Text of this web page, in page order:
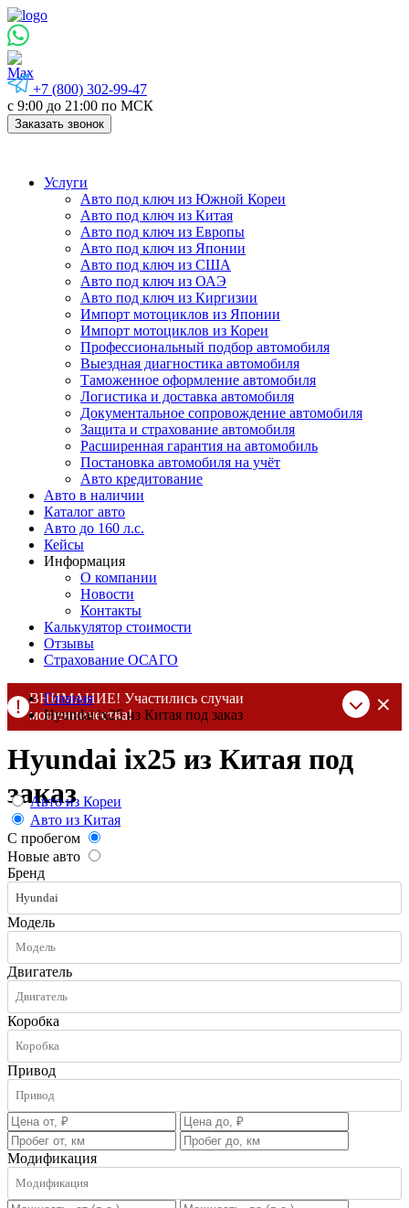
+7 (800) 302-99-47
с 9:00 до 21:00 по МСК
Заказать звонок
Услуги
Авто под ключ из Южной Кореи
Авто под ключ из Китая
Авто под ключ из Европы
Авто под ключ из Японии
Авто под ключ из США
Авто под ключ из ОАЭ
Авто под ключ из Киргизии
Импорт мотоциклов из Японии
Импорт мотоциклов из Кореи
Профессиональный подбор автомобиля
Выездная диагностика автомобиля
Таможенное оформление автомобиля
Логистика и доставка автомобиля
Документальное сопровождение автомобиля
Защита и страхование автомобиля
Расширенная гарантия на автомобиль
Постановка автомобиля на учёт
Авто кредитование
Авто в наличии
Каталог авто
Авто до 160 л.с.
Кейсы
Информация
О компании
Новости
Контакты
Калькулятор стоимости
Отзывы
Страхование ОСАГО
ВНИМАНИЕ! Участились случаи
мошенничества!
по выставленному счету на Т-банк от ИП Алексеевских С.В.
При любых подозрениях, свяжитесь с нами по официальным
контактам, указанным в соц сетях и на сайте
Главная
Hyundai ix25 из Китая под заказ
Hyundai ix25 из Китая под
заказ
Авто из Кореи
Авто из Китая
С пробегом
Новые авто
Бренд
Hyundai
Модель
Двигатель
Коробка
Привод
Модификация